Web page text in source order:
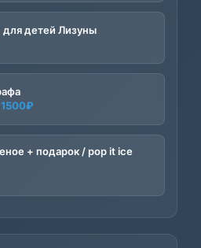
детей Лизуны
Первоначальная
составляла
2000₽.
1500₽
1500₽.
+ подарок / pop it ice